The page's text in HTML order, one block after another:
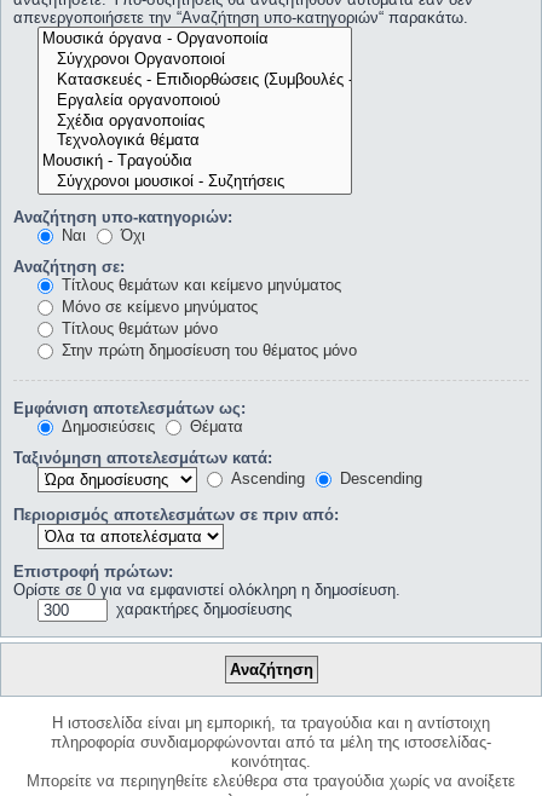
απενεργοποιήσετε την “Αναζήτηση υπο-κατηγοριών“ παρακάτω.
Αναζήτηση υπο-κατηγοριών:
Ναι
Όχι
Αναζήτηση σε:
Τίτλους θεμάτων και κείμενο μηνύματος
Μόνο σε κείμενο μηνύματος
Τίτλους θεμάτων μόνο
Στην πρώτη δημοσίευση του θέματος μόνο
Εμφάνιση αποτελεσμάτων ως:
Δημοσιεύσεις
Θέματα
Ταξινόμηση αποτελεσμάτων κατά:
Ascending
Descending
Περιορισμός αποτελεσμάτων σε πριν από:
Επιστροφή πρώτων:
Ορίστε σε 0 για να εμφανιστεί ολόκληρη η δημοσίευση.
χαρακτήρες δημοσίευσης
Η ιστοσελίδα είναι μη εμπορική, τα τραγούδια και η αντίστοιχη
πληροφορία συνδιαμορφώνονται από τα μέλη της ιστοσελίδας-
κοινότητας.
Μπορείτε να περιηγηθείτε ελεύθερα στα τραγούδια χωρίς να ανοίξετε